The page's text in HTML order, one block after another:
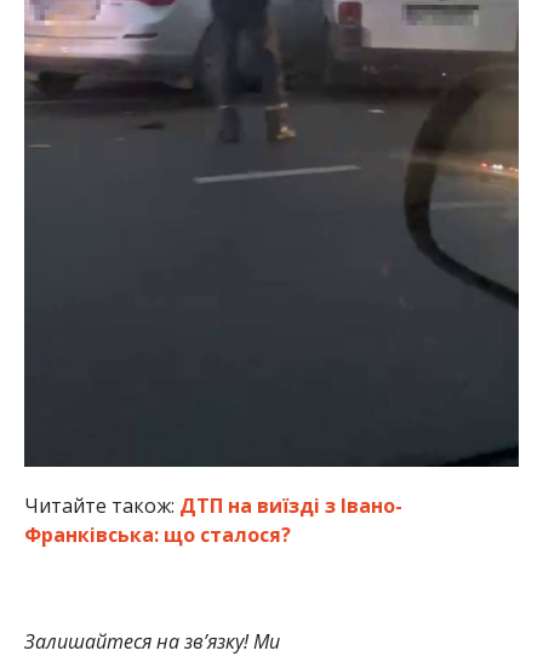
Читайте також: ДТП на виїзді з Івано-
Франківська: що сталося?
Залишайтеся на зв’язку! Ми